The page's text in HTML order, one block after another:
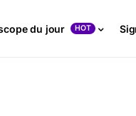
du jour HOT